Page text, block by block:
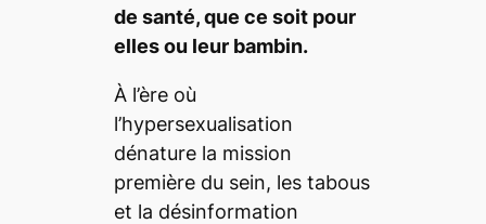
de santé, que ce soit pour
elles ou leur bambin.
À l’ère où
l’hypersexualisation
dénature la mission
première du sein, les tabous
et la désinformation